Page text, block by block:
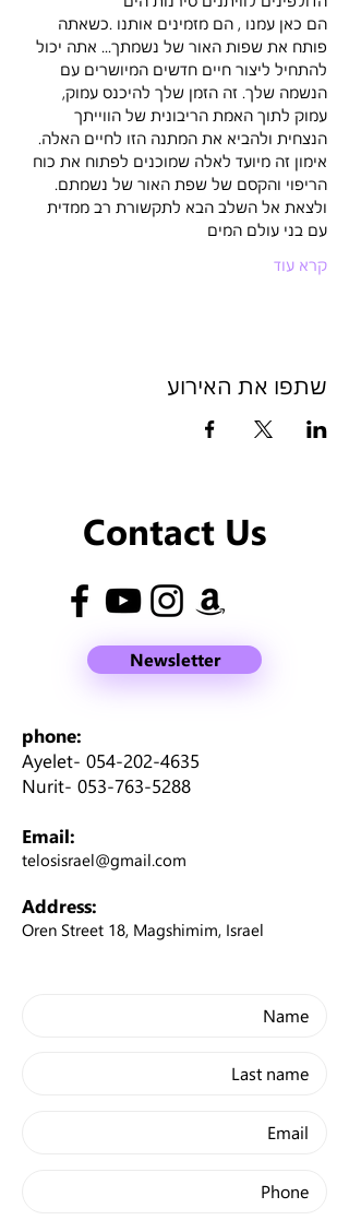
הם כאן עמנו , הם מזמינים אותנו .כשאתה
פותח את שפות האור של נשמתך... אתה יכול
להתחיל ליצור חיים חדשים המיושרים עם
הנשמה שלך. זה הזמן שלך להיכנס עמוק,
עמוק לתוך האמת הריבונית של הווייתך
הנצחית ולהביא את המתנה הזו לחיים האלה.
אימון זה מיועד לאלה שמוכנים לפתוח את כוח
הריפוי והקסם של שפת האור של נשמתם.
ולצאת אל השלב הבא לתקשורת רב ממדית
עם בני עולם המים
קרא עוד
שתפו את האירוע
Contact Us
Newsletter
phone:
Ayelet- 054-202-4635
Nurit- 053-763-5288
Email:
telosisrael@gmail.com
Address:
Oren Street 18, Magshimim, Israel